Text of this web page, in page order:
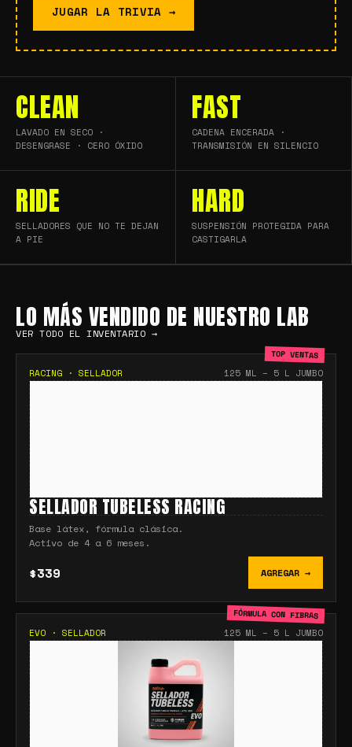
JUGAR LA TRIVIA →
CLEAN
LAVADO EN SECO ·
DESENGRASE · CERO ÓXIDO
FAST
CADENA ENCERADA ·
TRANSMISIÓN EN SILENCIO
RIDE
SELLADORES QUE NO TE DEJAN
A PIE
HARD
SUSPENSIÓN PROTEGIDA PARA
CASTIGARLA
LO MÁS VENDIDO DE NUESTRO LAB
VER TODO EL INVENTARIO →
TOP VENTAS
RACING · SELLADOR 125 ML – 5 L JUMBO
SELLADOR TUBELESS RACING
Base látex, fórmula clásica.
Activo de 4 a 6 meses.
$339 AGREGAR →
FÓRMULA CON FIBRAS
EVO · SELLADOR 125 ML – 5 L JUMBO